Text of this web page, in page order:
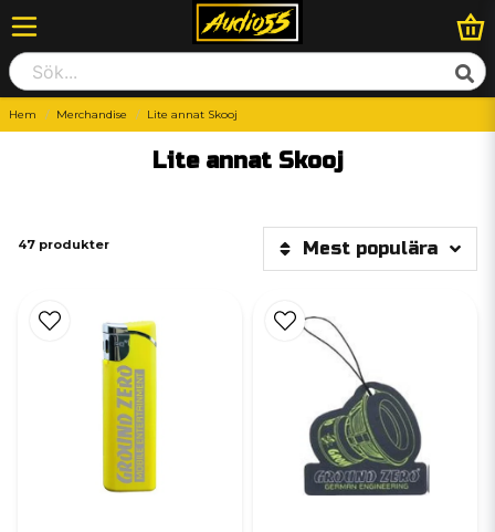
Hem Merchandise Lite annat Skooj
Lite annat Skooj
47 produkter Mest populära